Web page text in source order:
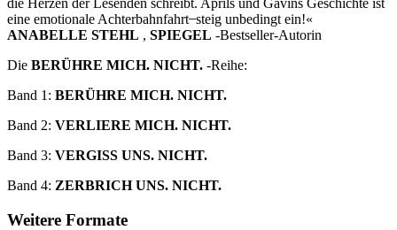
eine emotionale Achterbahnfahrt ̶ steig unbedingt ein!«
ANABELLE STEHL , SPIEGEL -Bestseller-Autorin
Die BERÜHRE MICH. NICHT. -Reihe:
Band 1: BERÜHRE MICH. NICHT.
Band 2: VERLIERE MICH. NICHT.
Band 3: VERGISS UNS. NICHT.
Band 4: ZERBRICH UNS. NICHT.
Weitere Formate